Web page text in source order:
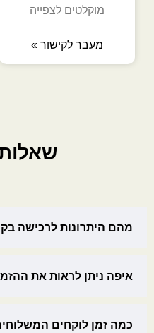
מוקלטים לצפייה
מעבר לקישור »
מהם היתרונות לרכישה
איפה ניתן לראות את
כמה זמן לוקחים